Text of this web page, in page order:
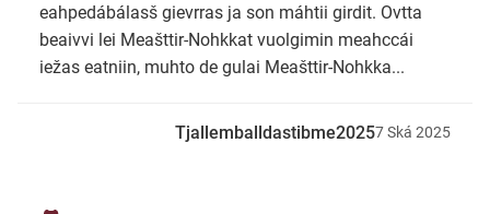
eahpedábálasš gievrras ja son máhtii girdit. Ovtta
beaivvi lei Meašttir-Nohkkat vuolgimin meahccái
iežas eatniin, muhto de gulai Meašttir-Nohkka...
Tjallemballdastibme20257Ská 2025